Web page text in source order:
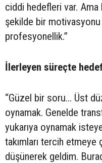
ciddi hedefleri var. Ama
şekilde bir
profesyonellik.”
İlerleyen süreçte
“Güzel bir soru... Üst
oynamak. Genelde
yukarıya oynamak
takımları tercih etmeye
düşünerek geldim.